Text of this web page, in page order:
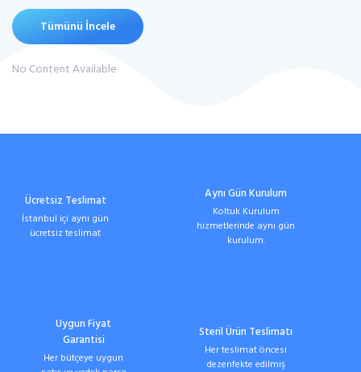
Tümünü İncele
No Content Available
Ücretsiz Teslimat
İstanbul içi aynı gün
ücretsiz teslimat
Aynı Gün Kurulum
Koltuk Kurulum
hizmetlerinde aynı gün
kurulum.
Uygun Fiyat
Garantisi
Her bütçeye uygun
Steril Ürün Teslimatı
Her teslimat öncesi
dezenfekte edilmiş